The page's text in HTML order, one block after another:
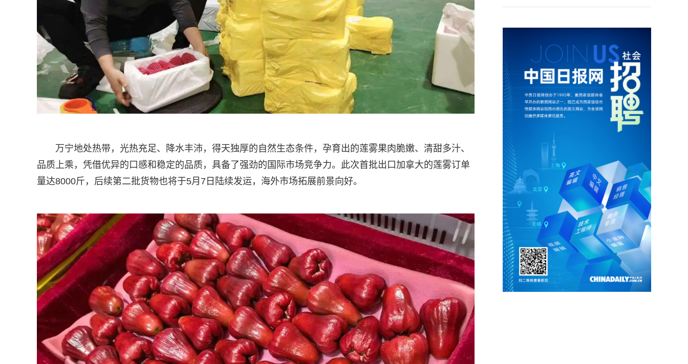
万宁地处热带，光热充足、降水丰沛，得天独厚的自然生态条件，孕育出的莲雾果肉脆嫩、清甜多汁、
品质上乘，凭借优异的口感和稳定的品质，具备了强劲的国际市场竞争力。此次首批出口加拿大的莲雾订单
量达8000斤，后续第二批货物也将于5月7日陆续发运，海外市场拓展前景向好。